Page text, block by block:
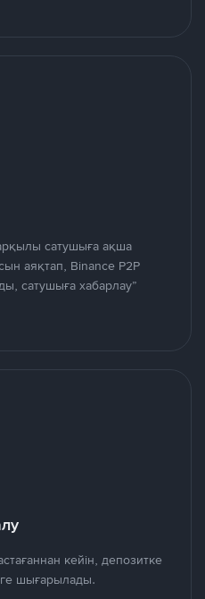
сатушыға ақша
аяқтап, Binance P2P
сатушыға хабарлау”
кейін, депозитке
шығарылады.